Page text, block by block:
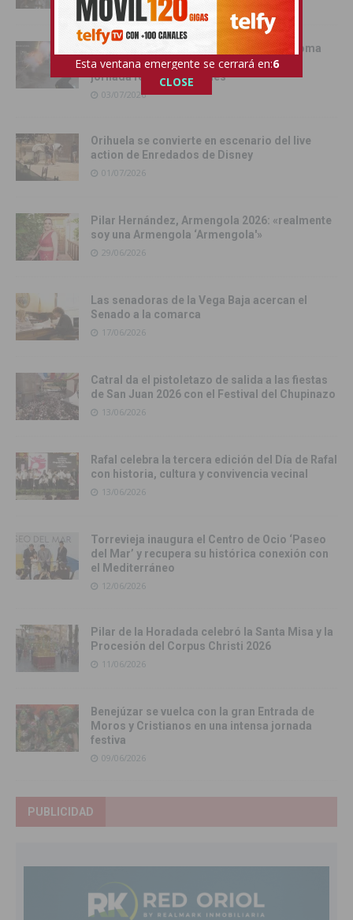
La Batalla de la Pólvora, el pregón y la Toma
del Castillo protagonizaron una intensa
jornada festiva en Rojales
03/07/2026
Orihuela se convierte en escenario del live
action de Enredados de Disney
01/07/2026
Pilar Hernández, Armengola 2026: «realmente
soy una Armengola ‘Armengola'»
29/06/2026
Las senadoras de la Vega Baja acercan el
Senado a la comarca
17/06/2026
Catral da el pistoletazo de salida a las fiestas
de San Juan 2026 con el Festival del Chupinazo
13/06/2026
Rafal celebra la tercera edición del Día de Rafal
con historia, cultura y convivencia vecinal
13/06/2026
Torrevieja inaugura el Centro de Ocio ‘Paseo
del Mar’ y recupera su histórica conexión con
el Mediterráneo
12/06/2026
Pilar de la Horadada celebró la Santa Misa y la
Procesión del Corpus Christi 2026
11/06/2026
Benejúzar se vuelca con la gran Entrada de
Moros y Cristianos en una intensa jornada
festiva
09/06/2026
PUBLICIDAD
Esta ventana emergente se cerrará en:4
CLOSE